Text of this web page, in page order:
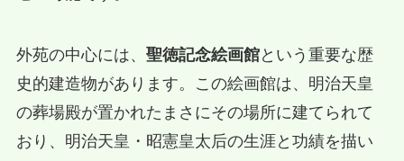
外苑の中心には、 聖徳記念絵画館という重要な歴
史的建造物があります。この絵画館は、明治天皇
の葬場殿が置かれたまさにその場所に建てられて
おり、明治天皇・昭憲皇太后の生涯と功績を描い